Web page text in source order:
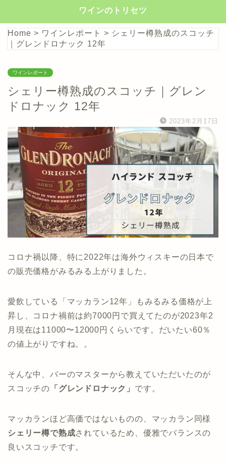
ワインのトリセツ
Home > ワインレポート > シェリー樽熟成のスコッチ
｜グレンドロナック 12年
ワインレポート
シェリー樽熟成のスコッチ｜グレン
ドロナック 12年
2023年2月17日
コロナ禍以降、特に2022年は海外ウィスキーの日本で
の販売価格がみるみる上がりました。
愛飲している「マッカラン12年」もみるみる価格が上
昇し、コロナ禍前は約7000円で買えてたのが2023年2
月現在は11000〜12000円くらいです。だいたい60％
の値上がりですね。。
そんな中、バーのマスターから教えていただいたのが
スコッチの 「グレンドロナック」 です。
マッカランほど高価ではないものの、マッカラン同様
シェリー樽で熟成されているため、優雅でバランスの
良いスコッチです。